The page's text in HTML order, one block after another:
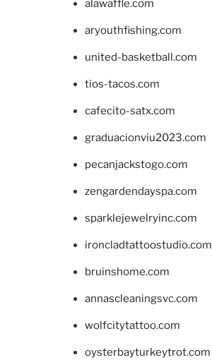
alawaffle.com
aryouthfishing.com
united-basketball.com
tios-tacos.com
cafecito-satx.com
graduacionviu2023.com
pecanjackstogo.com
zengardendayspa.com
sparklejewelryinc.com
ironcladtattoostudio.com
bruinshome.com
annascleaningsvc.com
wolfcitytattoo.com
oysterbayturkeytrot.com